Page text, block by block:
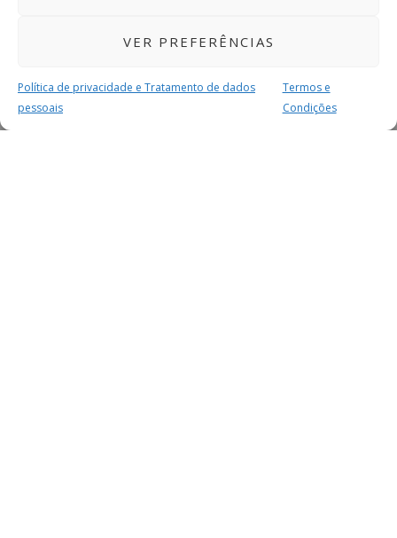
VER PREFERÊNCIAS
Política de privacidade e Tratamento de dados
pessoais
Termos e
Condições